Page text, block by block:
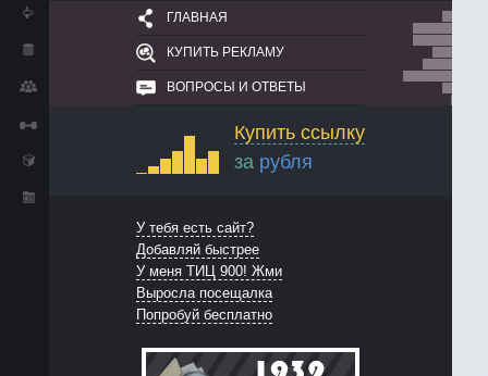
ГЛАВНАЯ
КУПИТЬ РЕКЛАМУ
ВОПРОСЫ И ОТВЕТЫ
Купить ссылку
за рубля
У тебя есть сайт?
Добавляй быстрее
У меня ТИЦ 900! Жми
Выросла посещалка
Попробуй бесплатно